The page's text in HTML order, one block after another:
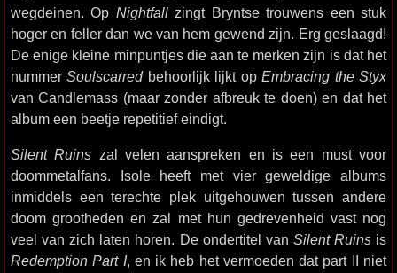
wegdeinen. Op Nightfallzingt Bryntse trouwens een stuk
hoger en feller dan we van hem gewend zijn. Erg geslaagd!
De enige kleine minpuntjes die aan te merken zijn is dat het
nummerSoulscarredbehoorlijk lijkt opEmbracing the Styx
van Candlemass (maar zonder afbreuk te doen) en dat het
album een beetje repetitief eindigt.
Silent Ruins zal velen aanspreken en is een must voor
doommetalfans. Isole heeft met vier geweldige albums
inmiddels een terechte plek uitgehouwen tussen andere
doom grootheden en zal met hun gedrevenheid vast nog
veel van zich laten horen. De ondertitel van Silent Ruinsis
Redemption Part I, en ik heb het vermoeden dat part II niet